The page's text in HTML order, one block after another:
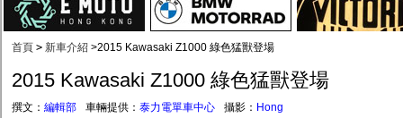
首頁 > 新車介紹 >2015 Kawasaki Z1000 綠色猛獸登場
2015 Kawasaki Z1000 綠色猛獸登場
撰文： 編輯部 車輛提供： 泰力電單車中心 攝影： Hong